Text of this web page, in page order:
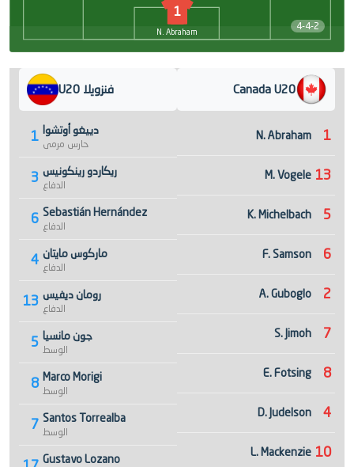
4-4-2
1
N. Abraham
فنزويلا U20
1 دييغو أوتشوا
حارس مرمى
3 ريكاردو رينكونيس
الدفاع
6 Sebastián Hernández
الدفاع
4 ماركوس مايتان
الدفاع
13 رومان ديفيس
الدفاع
5 جون مانسيا
الوسط
8 Marco Morigi
الوسط
7 Santos Torrealba
الوسط
Gustavo Lozano
Canada U20
1
N. Abraham
13
M. Vogele
5
K. Michelbach
6
F. Samson
2
A. Guboglo
7
S. Jimoh
8
E. Fotsing
4
D. Judelson
10
L. Mackenzie